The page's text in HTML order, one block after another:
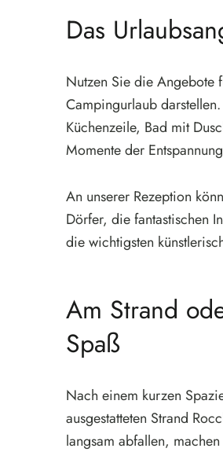
Das
Nutzen Sie die Angebote
Campingurlaub
Küchenzeile, Bad mit
Momente der
An unserer Rezeption
Dörfer, die fantastischen
die wichtigsten
Am Strand
Spaß
Nach einem kurzen
ausgestatteten Strand
langsam abfallen,